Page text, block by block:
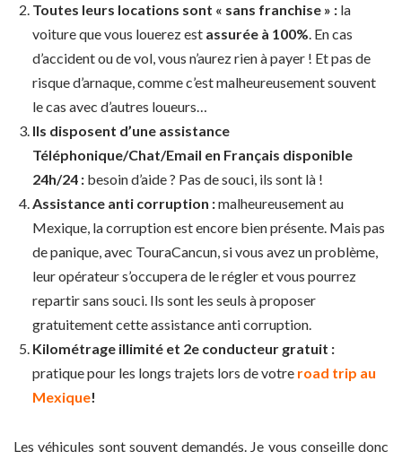
Toutes leurs locations sont « sans franchise » : la
voiture que vous louerez est assurée à 100%. En cas
d’accident ou de vol, vous n’aurez rien à payer ! Et pas de
risque d’arnaque, comme c’est malheureusement souvent
le cas avec d’autres loueurs…
Ils disposent d’une assistance
Téléphonique/Chat/Email en Français disponible
24h/24 : besoin d’aide ? Pas de souci, ils sont là !
Assistance anti corruption :malheureusement au
Mexique, la corruption est encore bien présente. Mais pas
de panique, avec TouraCancun, si vous avez un problème,
leur opérateur s’occupera de le régler et vous pourrez
repartir sans souci. Ils sont les seuls à proposer
gratuitement cette assistance anti corruption.
Kilométrage illimité et 2e conducteur gratuit :
pratique pour les longs trajets lors de votre road trip au
Mexique!
Les véhicules sont souvent demandés. Je vous conseille donc